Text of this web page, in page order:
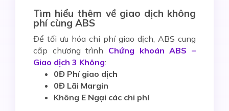
Tìm hiểu thêm về giao dịch không
phí cùng ABS
Để tối ưu hóa chi phí giao dịch, ABS cung
cấp chương trình Chứng khoán ABS –
Giao dịch 3 Không:
0Đ Phí giao dịch
0Đ Lãi Margin
Không E Ngại các chi phí